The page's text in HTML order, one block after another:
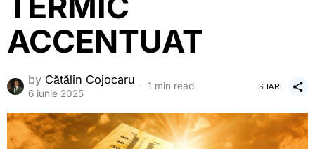
ACCENTUAT
by Cătălin Cojocaru
6 iunie 2025
1 min read SHARE